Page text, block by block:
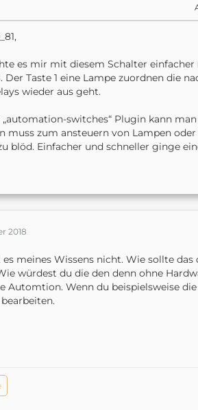
du denn damit steuern?
der Art, wenn dieser Button gedrückt
es mir mit diesem Schalter
Der Taste 1 eine Lampe zuordnen die
wieder aus geht.
switches“ Plugin kann
muss zum ansteuern von Lampen
blöd. Einfacher und schneller ginge
2018
es meines Wissens nicht. Wie sollte
würdest du die den denn ohne
Automtion. Wenn du beispielsweise